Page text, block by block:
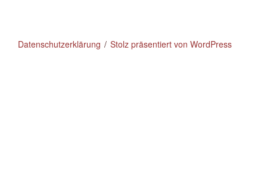
Datenschutzerklärung Stolz präsentiert von WordPress